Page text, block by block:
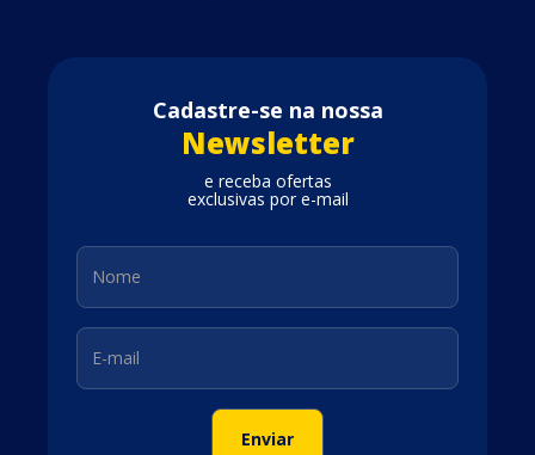
Cadastre-se na nossa
Newsletter
e receba ofertas
exclusivas por e-mail